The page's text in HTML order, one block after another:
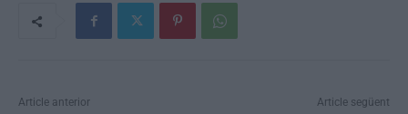
Article anterior Article següent